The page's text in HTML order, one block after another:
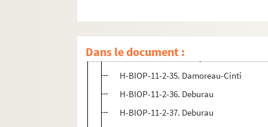
Dans le document :
H-BIOP-11-2-32. Mademoiselle Cruvelli
H-BIOP-11-2-33. Mademoiselle Cruvelli
H-BIOP-11-2-34. Dailly
H-BIOP-11-2-35. Damoreau-Cinti
H-BIOP-11-2-36. Deburau
H-BIOP-11-2-37. Deburau